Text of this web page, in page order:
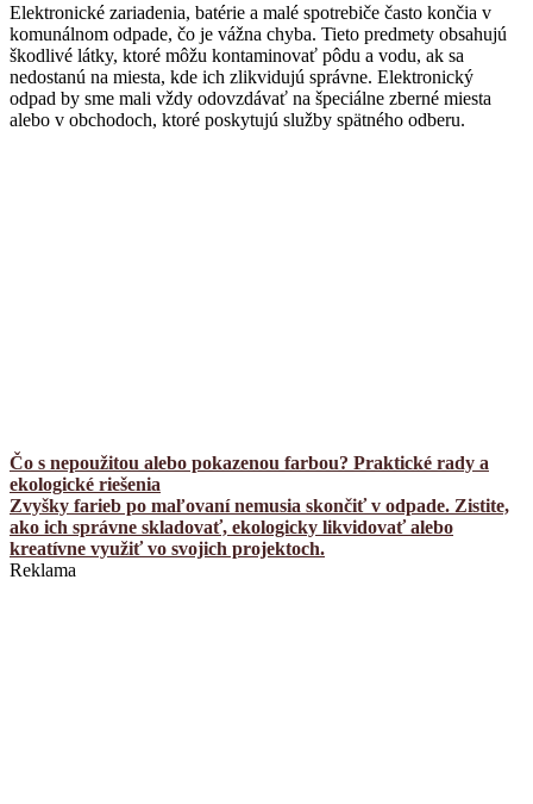
Elektronické zariadenia, batérie a malé spotrebiče často končia v
komunálnom odpade, čo je vážna chyba. Tieto predmety obsahujú
škodlivé látky, ktoré môžu kontaminovať pôdu a vodu, ak sa
nedostanú na miesta, kde ich zlikvidujú správne. Elektronický
odpad by sme mali vždy odovzdávať na špeciálne zberné miesta
alebo v obchodoch, ktoré poskytujú služby spätného odberu.
Čo s nepoužitou alebo pokazenou farbou? Praktické rady a
ekologické riešenia
Zvyšky farieb po maľovaní nemusia skončiť v odpade. Zistite,
ako ich správne skladovať, ekologicky likvidovať alebo
kreatívne využiť vo svojich projektoch.
Reklama